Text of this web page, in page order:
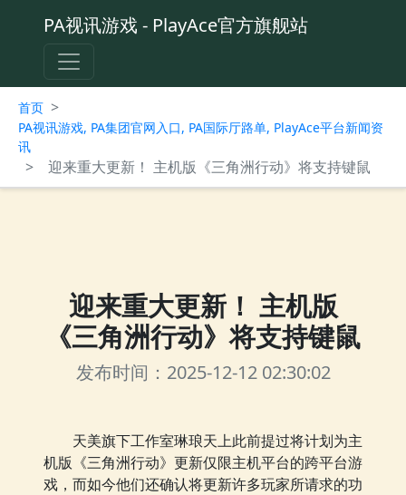
PA视讯游戏 - PlayAce官方旗舰站
首页 >
PA视讯游戏, PA集团官网入口, PA国际厅路单, PlayAce平台新闻资
讯
> 迎来重大更新！ 主机版《三角洲行动》将支持键鼠
迎来重大更新！ 主机版
《三角洲行动》将支持键鼠
发布时间：2025-12-12 02:30:02
天美旗下工作室琳琅天上此前提过将计划为主
机版《三角洲行动》更新仅限主机平台的跨平台游
戏，而如今他们还确认将更新许多玩家所请求的功